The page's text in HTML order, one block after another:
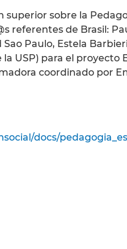
superior sobre la
referentes de Brasil:
Paulo, Estela
la USP) para el
coordinado por
docs/